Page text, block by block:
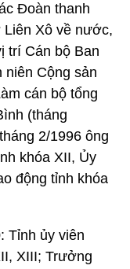
Đoàn thanh
Liên Xô về nước,
trí Cán bộ Ban
Cộng sản
cán bộ tổng
(tháng
2/1996 ông
khóa XII, Ủy
động tỉnh khóa
Tỉnh ủy viên
XIII; Trưởng